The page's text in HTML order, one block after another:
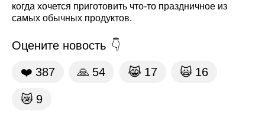
когда хочется приготовить что-то праздничное из
самых обычных продуктов.
Оцените новость
❤️ 387 🙏 54 😹 17 🙀 16
😿 9